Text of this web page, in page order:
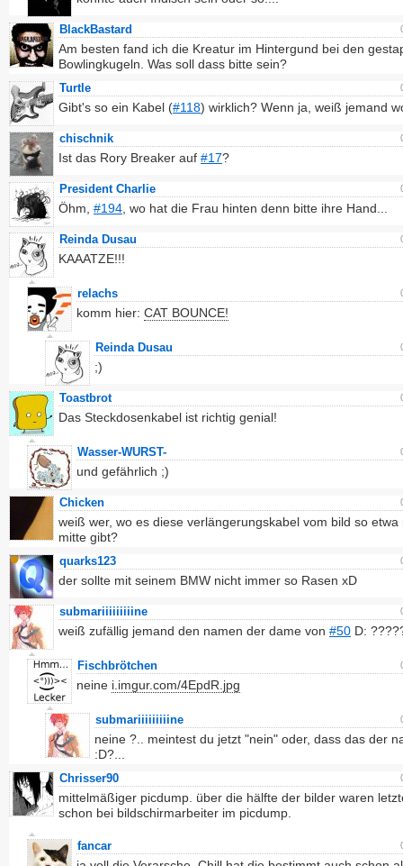
BlackBastard
Am besten fand ich die Kreatur im Hintergund bei den
Bowlingkugeln. Was soll dass bitte sein?
Turtle
Gibt's so ein Kabel (#118) wirklich? Wenn ja, weiß jemand
chischnik
Ist das Rory Breaker auf #17?
President Charlie
Öhm, #194 , wo hat die Frau hinten denn bitte ihre Hand...
Reinda Dusau
KAAATZE!!!
relachs
komm hier: CAT BOUNCE!
Reinda Dusau
;)
Toastbrot
Das Steckdosenkabel ist richtig genial!
Wasser-WURST-
und gefährlich ;)
Chicken
weiß wer, wo es diese verlängerungskabel vom bild so etwa
mitte gibt?
quarks123
der sollte mit seinem BMW nicht immer so Rasen xD
submariiiiiiiiine
weiß zufällig jemand den namen der dame von #50 D:
Fischbrötchen
neine i.imgur.com/4EpdR.jpg
submariiiiiiiiine
neine ?.. meintest du jetzt "nein" oder, dass das der
:D?...
Chrisser90
mittelmäßiger picdump. über die hälfte der bilder waren
schon bei bildschirmarbeiter im picdump.
fancar